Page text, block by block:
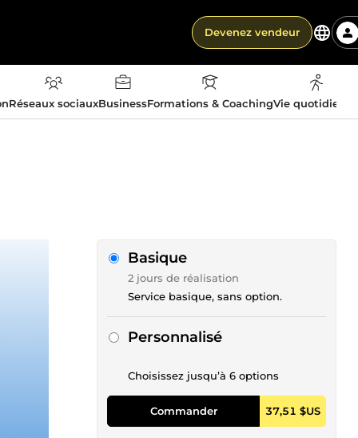
Devenez vendeur
Réseaux sociauxBusinessFormations & CoachingVie
Basique
2 jours de réalisation
Service basique, sans option.
Personnalisé
Choisissez jusqu’à 6 options
Commander 37,51 $US